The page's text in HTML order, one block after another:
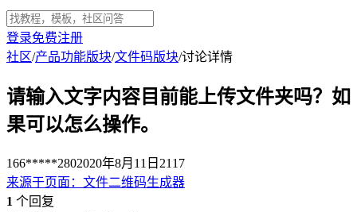
登录免费注册
社区/产品功能版块/文件码版块/讨论详情
请输入文字内容目前能上传文件夹吗？如
果可以怎么操作。
166*****2802020年8月11日 2117
来源于页面 ： 文件二维码生成器
1 个回复